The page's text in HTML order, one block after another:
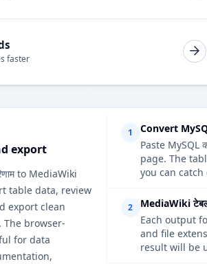
faster
export
to MediaWiki
table data, review
export clean
The browser-
for data
1
Convert
Paste MySQL
page. The
you can
2
MediaWiki
Each output
and file
result will be